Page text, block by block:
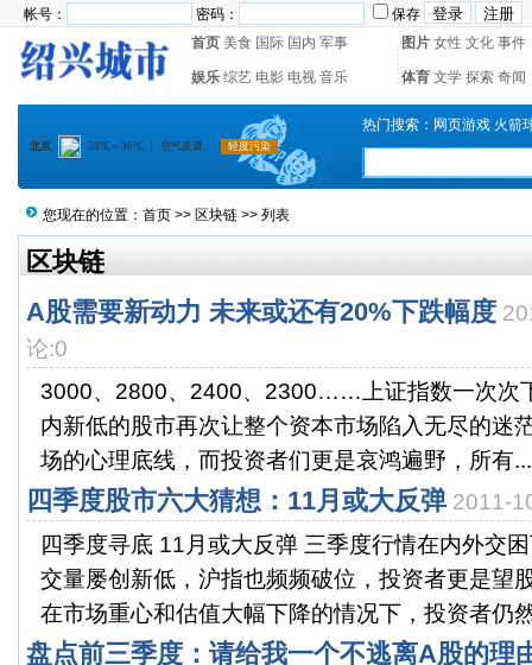
帐号： 密码：
保存
首页 美食 国际 国内 军事 图片 女性 文化 事件
娱乐 综艺 电影 电视 音乐 体育 文学 探索 奇闻
热门搜索： 网页游戏 火箭
您现在的位置： 首页 >> 区块链 >> 列表
区块链
A股需要新动力 未来或还有20%下跌幅度
论:0
3000、2800、2400、2300……上证指数一次次
内新低的股市再次让整个资本市场陷入无尽的迷
场的心理底线，而投资者们更是哀鸿遍野，所有...
四季度股市六大猜想：11月或大反弹 2011-
四季度寻底 11月或大反弹 三季度行情在内外交
交量屡创新低，沪指也频频破位，投资者更是望
在市场重心和估值大幅下降的情况下，投资者仍
盘点前三季度：请给我一个不逃离A股的理